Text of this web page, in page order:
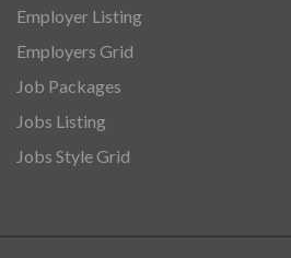
Employer Listing
Employers Grid
Job Packages
Jobs Listing
Jobs Style Grid